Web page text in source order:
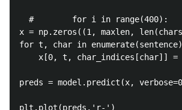
  #        for i in range(400):
x = np.zeros((1, maxlen,
for t, char in
x[0, t, char_indices[char]] =
preds = model.predict(x,
plt.plot(preds,'r-')